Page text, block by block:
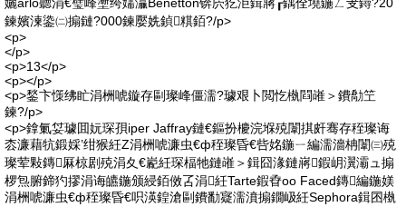
鍊嬪湅鍌㈡搧鏈?000鍊嬮姺鍞粸銆?/p>
<p>
</p>
<p>13</p>
<p></p>
<p>鍫卞憡绋盳涓栦唬鏇存剾璨峰僵濡?璩艰卜閲忔槸閰嶉＞鐨勪笁
鍊?/p>
<p>鎿氭姇璩囬妧琛孭iper Jaffray鏈€鏂扮櫦浣堢殑闈掑皯骞存秷璨诲
枩濂藉牨鍛婇’绀猴紝Z涓栦唬濂虫€ф秷璨昏€呰姳鍦ㄧ編濡濇柟闈㈢殑
璨荤敤鏄厤椋剧殑涓夊€嶏紝琛楅牠鏈嶉＞鍓囧湪鏈嶈鍜岄瀷灞ュ搧
椤炰腑鍗犳摎涓诲皫鍦颁綅銆傚叾涓紝Tarte鍜孴oo Faced鏄編鍦媄
涓栦唬濂虫€ф秷璨昏€呮渶鍠滄剾鐨勫寲濡濆搧鐗岋紝Sephora鍓囨槸